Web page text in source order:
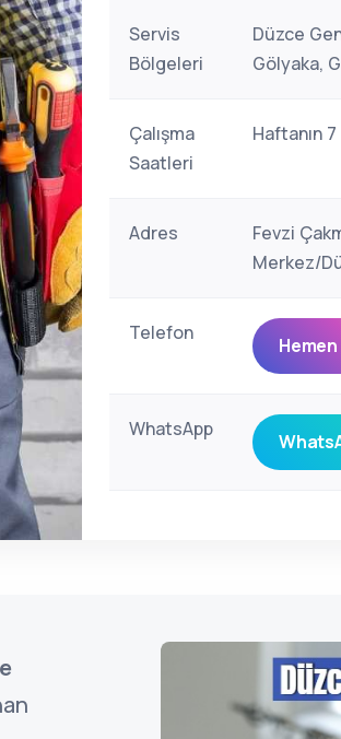
Servis
Bölgeleri
Düzce
Gölyaka,
Çalışma
Saatleri
Haftanın
Adres
Fevzi
Merkez/
Telefon
WhatsApp